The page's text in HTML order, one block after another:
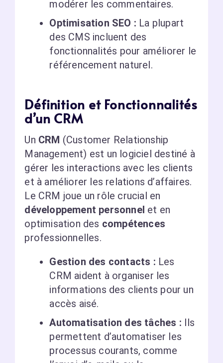
modérer les commentaires.
Optimisation SEO : La plupart
des CMS incluent des
fonctionnalités pour améliorer le
référencement naturel.
Définition et Fonctionnalités
d’un CRM
Un CRM (Customer Relationship
Management) est un logiciel destiné à
gérer les interactions avec les clients
et à améliorer les relations d’affaires.
Le CRM joue un rôle crucial en
développement personnel et en
optimisation des compétences
professionnelles.
Gestion des contacts : Les
CRM aident à organiser les
informations des clients pour un
accès aisé.
Automatisation des tâches : Ils
permettent d’automatiser les
processus courants, comme